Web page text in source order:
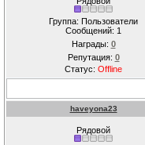
Группа: Пользователи
Сообщений: 1
Награды: 0
Репутация: 0
Статус: Offline
haveyona23
Рядовой